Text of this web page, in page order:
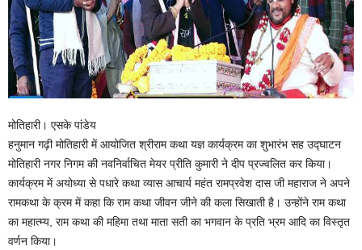
मोतिहारी। एसके पांडेय
हनुमान गढ़ी मोतिहारी में आयोजित श्रीराम कथा यज्ञ कार्यक्रम का शुभारंभ सह उद्घाटन
मोतिहारी नगर निगम की नवनिर्वाचित मेयर प्रीति कुमारी ने दीप प्रज्वलित कर किया।
कार्यक्रम में अयोध्या से पधारे कथा व्यास आचार्य महंत रामप्रवेश दास जी महाराज ने अपने
रामकथा के क्रम में कहा कि राम कथा जीवन जीने की कला सिखाती है। उन्होंने राम कथा
का महात्म्य, राम कथा की महिमा तथा माता सती का भगवान के प्रति भ्रम आदि का विस्तृत
वर्णन किया।